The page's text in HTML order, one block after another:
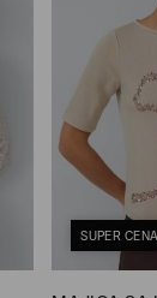
SUPER CENA